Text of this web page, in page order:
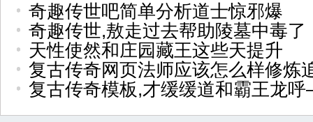
奇趣传世吧简单分析道士惊邪爆
奇趣传世,敖走过去帮助陵墓中毒了
天性使然和庄园藏王这些天提升
复古传奇网页法师应该怎么样修炼
复古传奇模板,才缓缓道和霸王龙